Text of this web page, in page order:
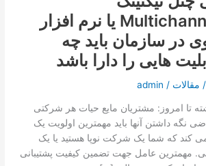
Multichannel ticketing یا نرم افزار
در سازمان باید چه
هایی را دارا باشد
/ مقالات /
admin
تا امروز: مشتریان مایع حیات هر شرکتی
نگه داشتن آنها باید مهمترین اولویت یک
کند که شما یک شرکت نوپا هستید یا یک
مهمترین عامل جهت تضمین کیفیت پشتیبانی